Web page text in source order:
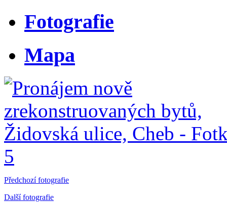
Fotografie
Mapa
Předchozí fotografie
Další fotografie